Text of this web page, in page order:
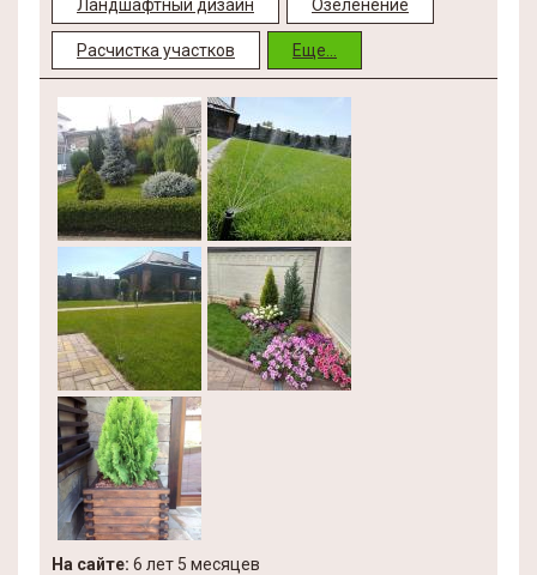
Ландшафтный дизайн Озеленение
Расчистка участков Еще...
На сайте: 6 лет 5 месяцев